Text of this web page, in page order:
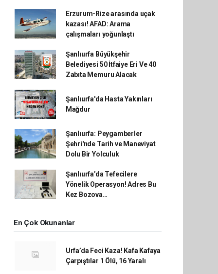
Erzurum-Rize arasında uçak
kazası! AFAD: Arama
çalışmaları yoğunlaştı
Şanlıurfa Büyükşehir
Belediyesi 50 İtfaiye Eri Ve 40
Zabıta Memuru Alacak
Şanlıurfa'da Hasta Yakınları
Mağdur
Şanlıurfa: Peygamberler
Şehri'nde Tarih ve Maneviyat
Dolu Bir Yolculuk
Şanlıurfa’da Tefecilere
Yönelik Operasyon! Adres Bu
Kez Bozova…
En Çok Okunanlar
Urfa’da Feci Kaza! Kafa Kafaya
Çarpıştılar 1 Ölü, 16 Yaralı